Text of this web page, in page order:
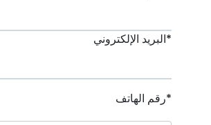
البريد الإلكتروني*
رقم الهاتف*